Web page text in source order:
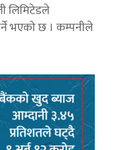
लिमिटेडले
भएको छ । कम्पनीले